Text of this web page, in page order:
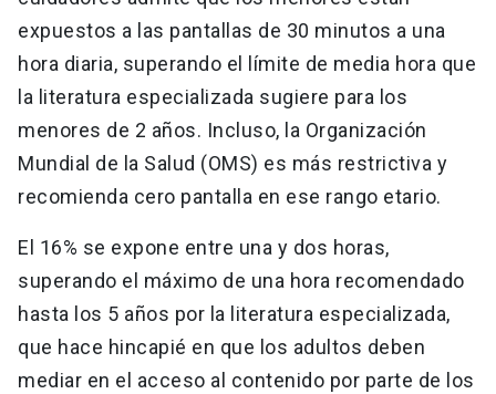
expuestos a las pantallas de 30 minutos a una
hora diaria, superando el límite de media hora que
la literatura especializada sugiere para los
menores de 2 años. Incluso, la Organización
Mundial de la Salud (OMS) es más restrictiva y
recomienda cero pantalla en ese rango etario.
El 16% se expone entre una y dos horas,
superando el máximo de una hora recomendado
hasta los 5 años por la literatura especializada,
que hace hincapié en que los adultos deben
mediar en el acceso al contenido por parte de los